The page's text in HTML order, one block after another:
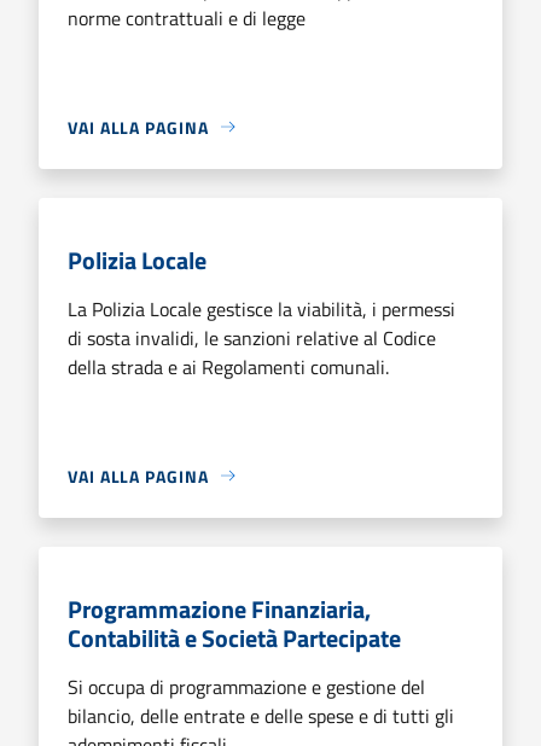
norme contrattuali e di legge
VAI ALLA PAGINA
Polizia Locale
La Polizia Locale gestisce la viabilità, i permessi
di sosta invalidi, le sanzioni relative al Codice
della strada e ai Regolamenti comunali.
VAI ALLA PAGINA
Programmazione Finanziaria,
Contabilità e Società Partecipate
Si occupa di programmazione e gestione del
bilancio, delle entrate e delle spese e di tutti gli